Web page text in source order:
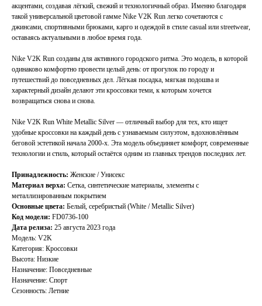
акцентами, создавая лёгкий, свежий и технологичный образ. Именно благодаря
такой универсальной цветовой гамме Nike V2K Run легко сочетаются с
джинсами, спортивными брюками, карго и одеждой в стиле casual или streetwear,
оставаясь актуальными в любое время года.
Nike V2K Run созданы для активного городского ритма. Это модель, в которой
одинаково комфортно провести целый день: от прогулок по городу и
путешествий до повседневных дел. Лёгкая посадка, мягкая подошва и
характерный дизайн делают эти кроссовки теми, к которым хочется
возвращаться снова и снова.
Nike V2K Run White Metallic Silver — отличный выбор для тех, кто ищет
удобные кроссовки на каждый день с узнаваемым силуэтом, вдохновлённым
беговой эстетикой начала 2000-х. Эта модель объединяет комфорт, современные
технологии и стиль, который остаётся одним из главных трендов последних лет.
Принадлежность: Женские / Унисекс
Материал верха: Сетка, синтетические материалы, элементы с
металлизированным покрытием
Основные цвета: Белый, серебристый (White / Metallic Silver)
Код модели: FD0736-100
Дата релиза: 25 августа 2023 года
Модель: V2K
Категория: Кроссовки
Высота: Низкие
Назначение: Повседневные
Назначение: Спорт
Сезонность: Летние
TELEGRAM